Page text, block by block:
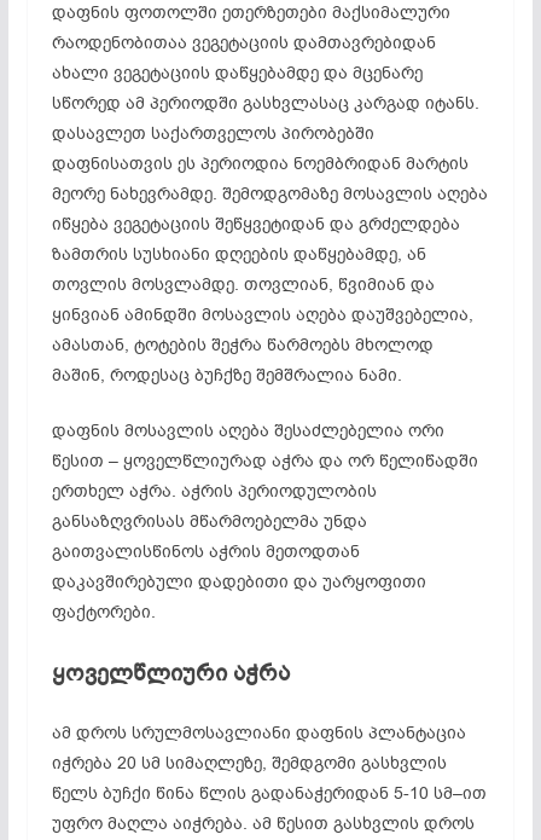
დაფნის ფოთოლში ეთერზეთები მაქსიმალური
რაოდენობითაა ვეგეტაციის დამთავრებიდან
ახალი ვეგეტაციის დაწყებამდე და მცენარე
სწორედ ამ პერიოდში გასხვლასაც კარგად იტანს.
დასავლეთ საქართველოს პირობებში
დაფნისათვის ეს პერიოდია ნოემბრიდან მარტის
მეორე ნახევრამდე. შემოდგომაზე მოსავლის აღება
იწყება ვეგეტაციის შეწყვეტიდან და გრძელდება
ზამთრის სუსხიანი დღეების დაწყებამდე, ან
თოვლის მოსვლამდე. თოვლიან, წვიმიან და
ყინვიან ამინდში მოსავლის აღება დაუშვებელია,
ამასთან, ტოტების შეჭრა წარმოებს მხოლოდ
მაშინ, როდესაც ბუჩქზე შემშრალია ნამი.
დაფნის მოსავლის აღება შესაძლებელია ორი
წესით – ყოველწლიურად აჭრა და ორ წელიწადში
ერთხელ აჭრა. აჭრის პერიოდულობის
განსაზღვრისას მწარმოებელმა უნდა
გაითვალისწინოს აჭრის მეთოდთან
დაკავშირებული დადებითი და უარყოფითი
ფაქტორები.
ყოველწლიური აჭრა
ამ დროს სრულმოსავლიანი დაფნის პლანტაცია
იჭრება 20 სმ სიმაღლეზე, შემდგომი გასხვლის
წელს ბუჩქი წინა წლის გადანაჭერიდან 5-10 სმ–ით
უფრო მაღლა აიჭრება. ამ წესით გასხვლის დროს